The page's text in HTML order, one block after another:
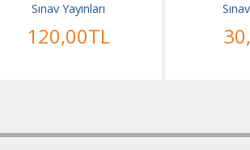
Sınav Yayınları
120,00TL 30